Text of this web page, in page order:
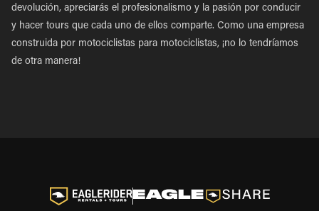
devolución, apreciarás el profesionalismo y la pasión por conducir
y hacer tours que cada uno de ellos comparte. Como una empresa
construida por motociclistas para motociclistas, ¡no lo tendríamos
de otra manera!